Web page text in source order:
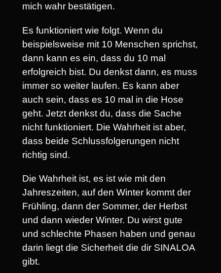
mich wahr bestätigen.
Es funktioniert wie folgt. Wenn du
beispielsweise mit 10 Menschen sprichst,
dann kann es ein, dass du 10 mal
erfolgreich bist. Du denkst dann, es muss
immer so weiter laufen. Es kann aber
auch sein, dass es 10 mal in die Hose
geht. Jetzt denkst du, dass die Sache
nicht funktioniert. Die Wahrheit ist aber,
dass beide Schlussfolgerungen nicht
richtig sind.
Die Wahrheit ist, es ist wie mit den
Jahreszeiten, auf den Winter kommt der
Frühling, dann der Sommer, der Herbst
und dann wieder Winter. Du wirst gute
und schlechte Phasen haben und genau
darin liegt die Sicherheit die dir SINALOA
gibt.